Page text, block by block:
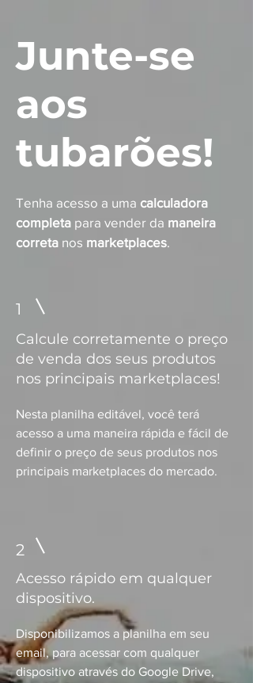
Junte-se
aos
tubarões!
Tenha acesso a uma calculadora
completa para vender da maneira
correta nos marketplaces.
1
Calcule corretamente o preço
de venda dos seus produtos
nos principais marketplaces!
Nesta planilha editável, você terá
acesso a uma maneira rápida e fácil de
definir o preço de seus produtos nos
principais marketplaces do mercado.
2
Acesso rápido em qualquer
dispositivo.
Disponibilizamos a planilha em seu
email, para acessar com qualquer
dispositivo através do Google Drive,